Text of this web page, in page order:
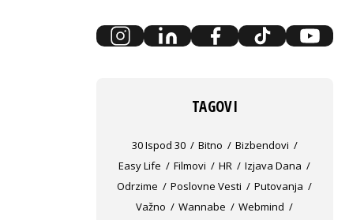
TAGOVI
30 Ispod 30 Bitno
Bizbendovi
Easy Life
Filmovi HR
Izjava Dana
Odrzime
Poslovne Vesti
Putovanja
Važno
Wannabe Webmind